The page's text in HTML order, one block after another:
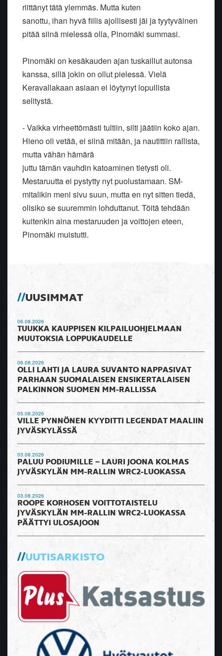
riittänyt tätä ylemmäs. Mutta kuten
sanottu, ihan hyvä fiilis ajollisesti jäi ja tyytyväinen
pitää siinä mielessä olla, Pinomäki summasi.
Pinomäki on kesäkauden ajan tuskaillut autonsa
kanssa, sillä jokin on ollut pielessä. Vielä
Keravallakaan asiaan ei löytynyt lopullista
selitystä.
- Vaikka virheettömästi tultiin, silti jäätiin koko ajan.
Hieno oli vetää, ei siinä mitään, ja nautittiin rallista,
mutta vähän hämärä
juttu tämän vauhdin katoaminen tietysti oli.
Mestaruutta ei pystytty nyt puolustamaan. SM-
mitalikin meni sivu suun, mutta en nyt sitten tiedä,
olisiko se suuremmin lohduttanut. Töitä tehdään
kuitenkin aina mestaruuden ja voittojen eteen,
Pinomäki muistutti.
UUSIMMAT
06.08.2026
TUUKKA KAUPPISEN KILPAILUOHJELMAAN
MUUTOKSIA LOPPUKAUDELLE
06.08.2026
OLLI LAHTI JA LAURA SUVANTO NAPPASIVAT
PARHAAN SUOMALAISEN ENSIKERTALAISEN
PALKINNON SUOMEN MM-RALLISSA
05.08.2026
VILLE PYNNÖNEN KYYDITTI LEGENDAT MAALIIN
JYVÄSKYLÄSSÄ
03.08.2026
PALUU PODIUMILLE – LAURI JOONA KOLMAS
JYVÄSKYLÄN MM-RALLIN WRC2-LUOKASSA
03.08.2026
ROOPE KORHOSEN VOITTOTAISTELU
JYVÄSKYLÄN MM-RALLIN WRC2-LUOKASSA
PÄÄTTYI ULOSAJOON
UUTISARKISTO